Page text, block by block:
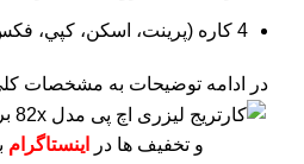
4 کاره (پرينت، اسکن، کپي، فکس)
در ادامه توضیحات به مشخصات کلی
و تخفیف ها در
اینستاگرام